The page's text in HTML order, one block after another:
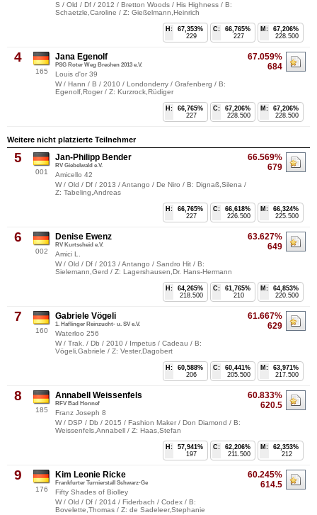
S / Old / Df / 2012 / Bretton Woods / His Highness / B:
Schaetzle,Caroline / Z: Gießelmann,Heinrich
M:
67,206%
228.500
C:
66,765%
227
H:
67,353%
229
4
165
67.059%
684
Jana Egenolf
PSG Roter Weg Brechen 2013 e.V.
Louis d'or 39
W / Hann / B / 2010 / Londonderry / Grafenberg / B:
Egenolf,Roger / Z: Kurzrock,Rüdiger
M:
67,206%
228.500
C:
67,206%
228.500
H:
66,765%
227
Weitere nicht platzierte Teilnehmer
5
001
66.569%
679
Jan-Philipp Bender
RV Giebelwald e.V.
Amicello 42
W / Old / Df / 2013 / Antango / De Niro / B: Dignaß,Silena /
Z: Tabeling,Andreas
M:
66,324%
225.500
C:
66,618%
226.500
H:
66,765%
227
6
002
63.627%
649
Denise Ewenz
RV Kurtscheid e.V.
Amici L.
W / Old / Df / 2013 / Antango / Sandro Hit / B:
Sielemann,Gerd / Z: Lagershausen,Dr. Hans-Hermann
M:
64,853%
220.500
C:
61,765%
210
H:
64,265%
218.500
7
160
61.667%
629
Gabriele Vögeli
1. Haflinger Reinzucht- u. SV e.V.
Waterloo 256
W / Trak. / Db / 2010 / Impetus / Cadeau / B:
Vögeli,Gabriele / Z: Vester,Dagobert
M:
63,971%
217.500
C:
60,441%
205.500
H:
60,588%
206
8
185
60.833%
620.5
Annabell Weissenfels
RFV Bad Honnef
Franz Joseph 8
W / DSP / Db / 2015 / Fashion Maker / Don Diamond / B:
Weissenfels,Annabell / Z: Haas,Stefan
M:
62,353%
212
C:
62,206%
211.500
H:
57,941%
197
9
176
60.245%
614.5
Kim Leonie Ricke
Frankfurter Turnierstall Schwarz-Ge
Fifty Shades of Biolley
W / Old / Df / 2014 / Fiderbach / Codex / B:
Bovelette,Thomas / Z: de Sadeleer,Stephanie